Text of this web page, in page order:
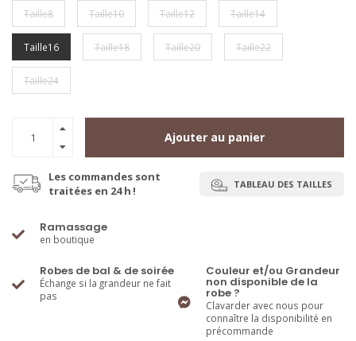
Taille8 Taille10 Taille12 Taille14
Taille16 Taille18 Taille20 Taille22
Taille24
Ajouter au panier
Les commandes sont
traitées en 24 h !
TABLEAU DES TAILLES
Ramassage
en boutique
Robes de bal & de soirée
Échange si la grandeur ne fait
pas
Couleur et/ou Grandeur
non disponible de la
robe ?
Clavarder avec nous pour
connaître la disponibilité en
précommande